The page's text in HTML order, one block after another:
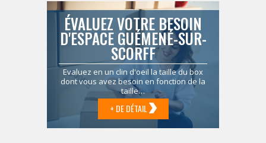
ÉVALUEZ VOTRE BESOIN
D'ESPACE GUÉMENÉ-SUR-
SCORFF
Evaluez en un clin d'oeil la taille du box
dont vous avez besoin en fonction de la
taille…
+ DE DÉTAIL